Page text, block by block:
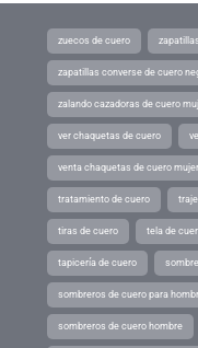
zuecos de cuero
zapatillas converse de cuero
zalando cazadoras de cuero
ver chaquetas de cuero
venta chaquetas de cuero mujer
tratamiento de cuero
tiras de cuero tela de
tapicería de cuero
sombreros de cuero para
sombreros de cuero hombre